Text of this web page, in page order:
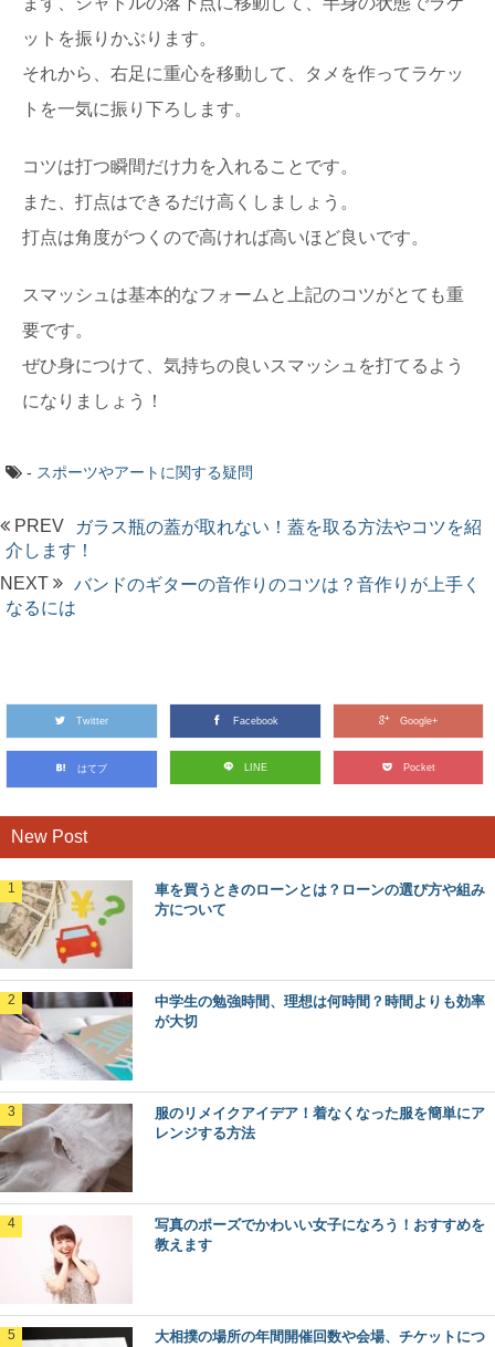
ットを振りかぶります。
それから、右足に重心を移動して、タメを作ってラケッ
トを一気に振り下ろします。
コツは打つ瞬間だけ力を入れることです。
また、打点はできるだけ高くしましょう。
打点は角度がつくので高ければ高いほど良いです。
スマッシュは基本的なフォームと上記のコツがとても重
要です。
ぜひ身につけて、気持ちの良いスマッシュを打てるよう
になりましょう！
- スポーツやアートに関する疑問
PREV
ガラス瓶の蓋が取れない！蓋を取る方法やコツを紹
介します！
NEXT
バンドのギターの音作りのコツは？音作りが上手く
なるには
Twitter Facebook Google+
はてブ LINE Pocket
New Post
車を買うときのローンとは？ローンの選び方や組み
方について
中学生の勉強時間、理想は何時間？時間よりも効率
が大切
服のリメイクアイデア！着なくなった服を簡単にア
レンジする方法
写真のポーズでかわいい女子になろう！おすすめを
教えます
大相撲の場所の年間開催回数や会場、チケットにつ